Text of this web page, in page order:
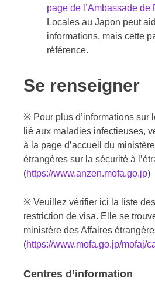
page de l’Ambassade de
Locales au Japon peut
informations, mais cette
référence.
Se renseigner
※ Pour plus d’informations sur
lié aux maladies infectieuses,
à la page d’accueil du
étrangères sur la sécurité à
(https://www.anzen.mofa.go.jp)
※ Veuillez vérifier ici la liste
restriction de visa. Elle se
ministère des Affaires
(https://www.mofa.go.jp/mofaj/
Centres d’information